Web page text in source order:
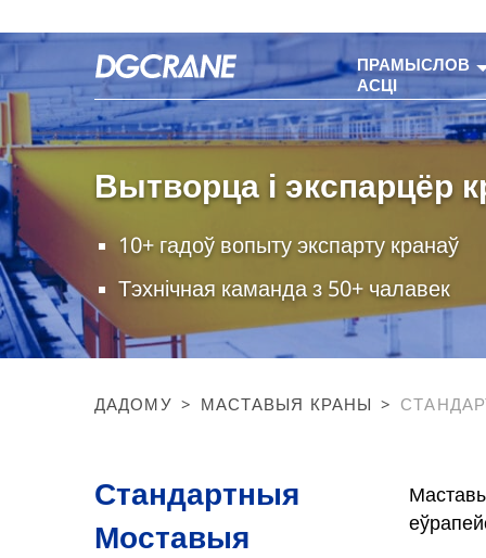
ПРАМЫСЛОВ
АСЦІ
Вытворца і экспарцёр
10+ гадоў вопыту экспарту кранаў
Тэхнічная каманда з 50+ чалавек
ДАДОМУ > МАСТАВЫЯ КРАНЫ >
Стандартныя
Моставыя